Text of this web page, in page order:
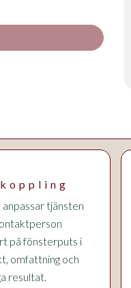
tjänsten
på fönsterputs i
omfattning och
resultat.